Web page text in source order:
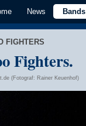
News Bands
FIGHTERS
Fighters.
(Fotograf: Rainer Keuenhof)